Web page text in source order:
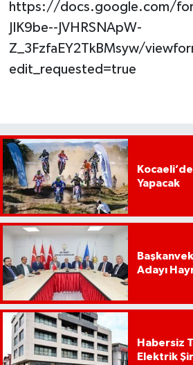
https://docs.google.com/
JIK9be--JVHRSNApW-
Z_3FzfaEY2TkBMsyw/
edit_requested=true
Yapacak
Adayı
Habersiz
Elektrik